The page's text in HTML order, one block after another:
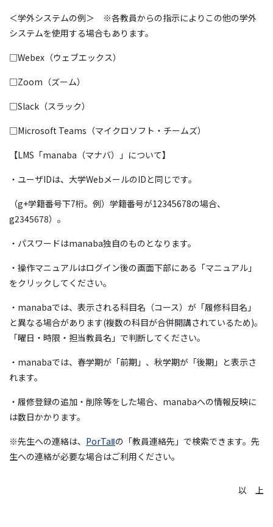
＜学外システムの例＞ ※各教員からの指示によりこの他の学外
システムを使用する場合もあります。
□Webex （ウェブエックス）
□Zoom （ズーム）
□Slack （スラック）
□Microsoft Teams （マイクロソフト・チームズ）
【LMS 「manaba （マナバ）」について】
・ユーザIDは、大学Web メールのIDと同じです。
（g+学籍番号下7桁。例）学籍番号が12345678の場合、
g2345678）。
・パスワードはmanaba独自のものとなります。
・操作マニュアルはログイン後の画面下部にある「マニュアル」
をクリックしてください。
・ manabaでは、表示される科目名（コース）が「履修科目名」
と異なる場合があります(複数の科目が合併開講されているため)。
「曜日・時限・担当教員名」で判断してください。
・ manabaでは、春学期が「前期」、秋学期が「後期」と表示さ
れます。
・履修登録の追加・削除等をした場合、 manabaへの情報反映に
は数日かかります。
※先生への連絡は、 PorTaⅡの「教員連絡先」で検索できます。先
生への連絡が必要な場合はご利用ください。
以 上